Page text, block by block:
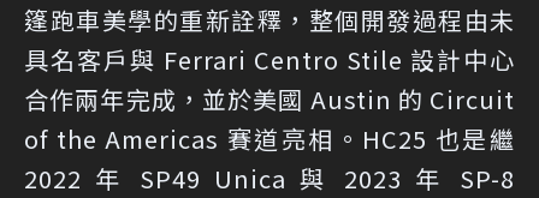
篷跑車美學的重新詮釋，整個開發過程由未
具名客戶與 Ferrari Centro Stile 設計中心
合作兩年完成，並於美國 Austin 的 Circuit
of the Americas 賽道亮相。HC25 也是繼
2022 年 SP49 Unica 與 2023 年 SP-8